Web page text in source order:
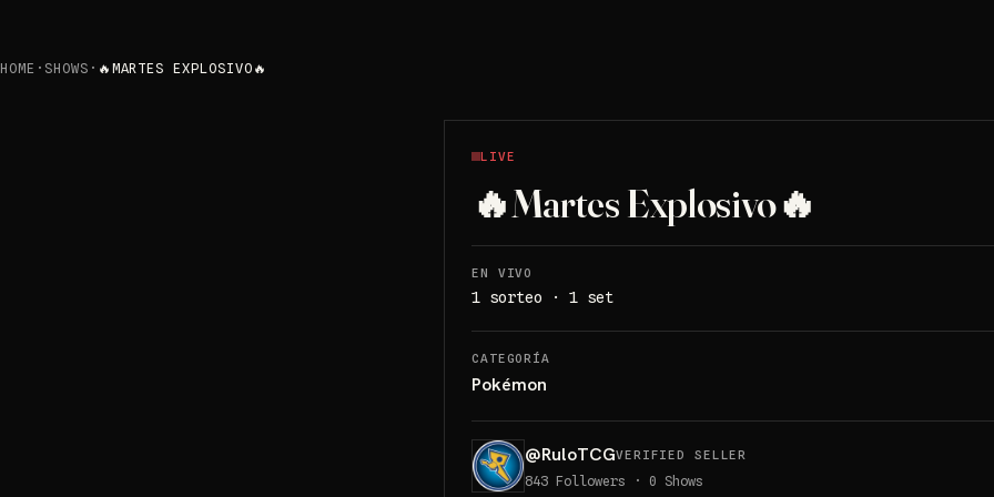
HOME · SHOWS · 🔥MARTES EXPLOSIVO🔥
LIVE
🔥Martes Explosivo🔥
EN VIVO
1 sorteo · 1 set
CATEGORÍA
Pokémon
@RuloTCGVERIFIED SELLER
843 Followers · 0 Shows